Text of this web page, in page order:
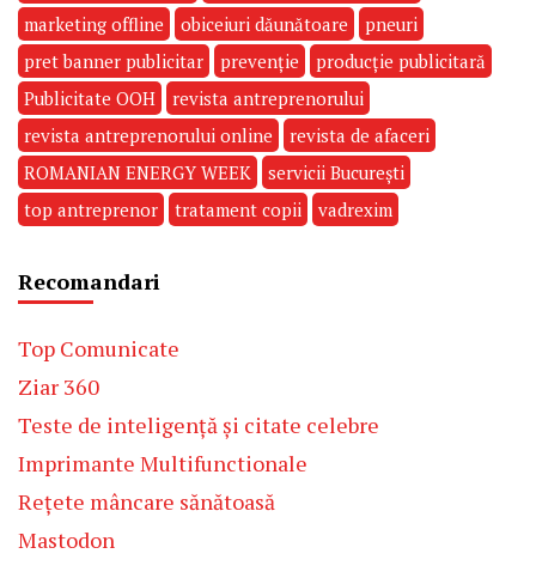
marketing offline
obiceiuri dăunătoare
pneuri
pret banner publicitar
prevenție
producție publicitară
Publicitate OOH
revista antreprenorului
revista antreprenorului online
revista de afaceri
ROMANIAN ENERGY WEEK
servicii București
top antreprenor
tratament copii vadrexim
Recomandari
Top Comunicate
Ziar 360
Teste de inteligență și citate celebre
Imprimante Multifunctionale
Rețete mâncare sănătoasă
Mastodon